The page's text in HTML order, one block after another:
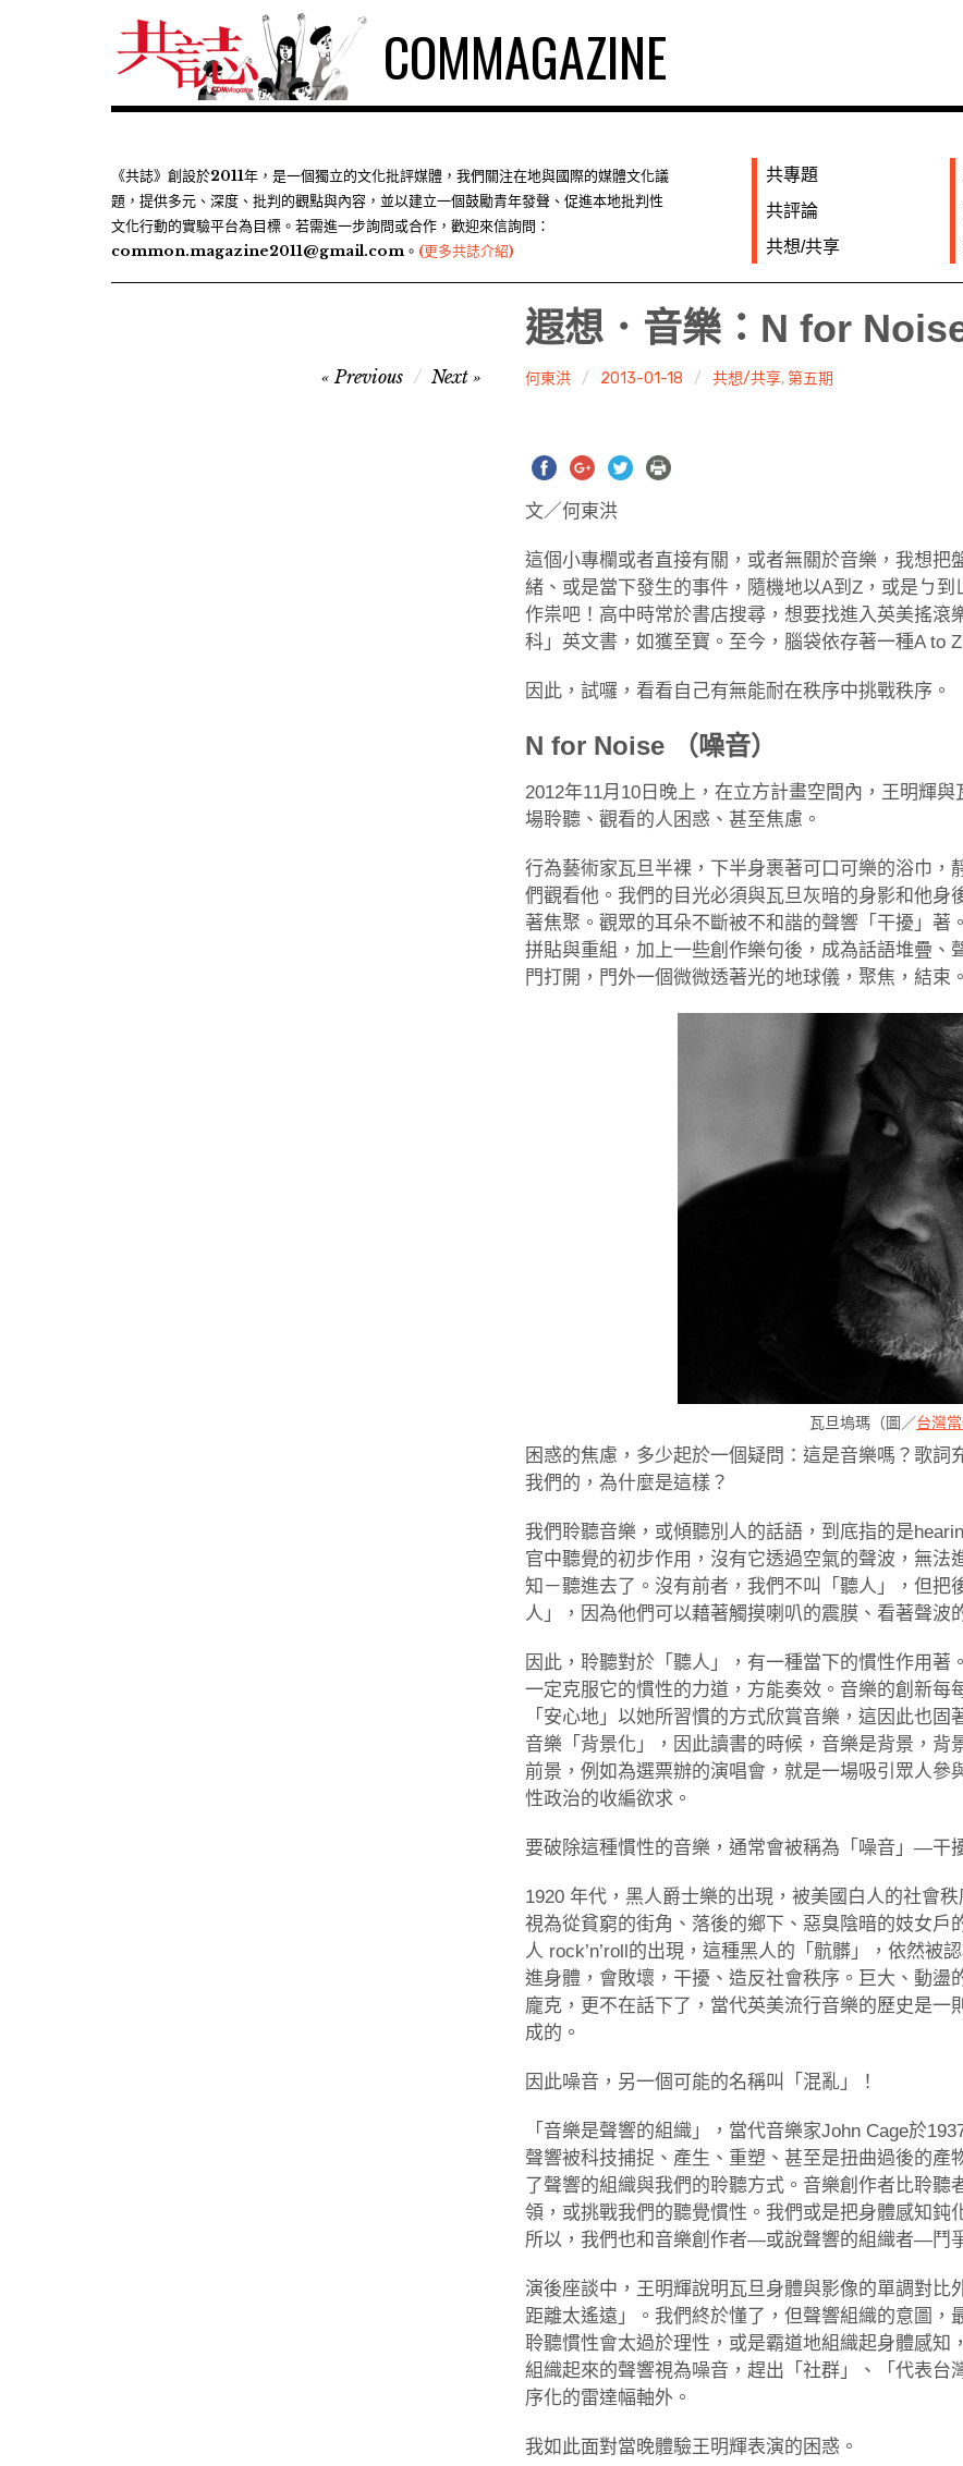
COMMAGAZINE
《共誌》創設於2011年，是一個獨立的文化批評媒體，我們關注在地與國際的媒體文化議
題，提供多元、深度、批判的觀點與內容，並以建立一個鼓勵青年發聲、促進本地批判性
文化行動的實驗平台為目標。若需進一步詢問或合作，歡迎來信詢問：
common.magazine2011@gmail.com。 (更多共誌介紹)
共專題
共評論
共想/共享
遐想．音樂：N for Noise
何東洪 2013-01-18 共想/共享, 第五期
Previous Next
文／何東洪
這個小專欄或者直接有關，或者無關於音樂，我想把
緒、或是當下發生的事件，隨機地以A到Z，或是ㄅ
作祟吧！高中時常於書店搜尋，想要找進入英美搖滾
科」英文書，如獲至寶。至今，腦袋依存著一種A to Z
因此，試囉，看看自己有無能耐在秩序中挑戰秩序。
N for Noise （噪音）
2012年11月10日晚上，在立方計畫空間內，王明輝
場聆聽、觀看的人困惑、甚至焦慮。
行為藝術家瓦旦半裸，下半身裹著可口可樂的浴巾
們觀看他。我們的目光必須與瓦旦灰暗的身影和他
著焦聚。觀眾的耳朵不斷被不和諧的聲響「干擾」
拼貼與重組，加上一些創作樂句後，成為話語堆疊
門打開，門外一個微微透著光的地球儀，聚焦，結束。
瓦旦塢瑪（圖／台灣
困惑的焦慮，多少起於一個疑問：這是音樂嗎？歌
我們的，為什麼是這樣？
我們聆聽音樂，或傾聽別人的話語，到底指的是
官中聽覺的初步作用，沒有它透過空氣的聲波，無
知－聽進去了。沒有前者，我們不叫「聽人」，但
人」，因為他們可以藉著觸摸喇叭的震膜、看著聲波
因此，聆聽對於「聽人」，有一種當下的慣性作用
一定克服它的慣性的力道，方能奏效。音樂的創新
「安心地」以她所習慣的方式欣賞音樂，這因此也
音樂「背景化」，因此讀書的時候，音樂是背景，
前景，例如為選票辦的演唱會，就是一場吸引眾人
性政治的收編欲求。
要破除這種慣性的音樂，通常會被稱為「噪音」—干
1920 年代，黑人爵士樂的出現，被美國白人的社會
視為從貧窮的街角、落後的鄉下、惡臭陰暗的妓女戶
人 rock’n’roll的出現，這種黑人的「骯髒」，依然被
進身體，會敗壞，干擾、造反社會秩序。巨大、動盪
龐克，更不在話下了，當代英美流行音樂的歷史是
成的。
因此噪音，另一個可能的名稱叫「混亂」！
「音樂是聲響的組織」，當代音樂家John Cage於
聲響被科技捕捉、產生、重塑、甚至是扭曲過後的
了聲響的組織與我們的聆聽方式。音樂創作者比聆
領，或挑戰我們的聽覺慣性。我們或是把身體感知鈍
所以，我們也和音樂創作者—或說聲響的組織者—鬥
演後座談中，王明輝說明瓦旦身體與影像的單調對
距離太遙遠」。我們終於懂了，但聲響組織的意圖
聆聽慣性會太過於理性，或是霸道地組織起身體感
組織起來的聲響視為噪音，趕出「社群」、「代表
序化的雷達幅軸外。
我如此面對當晚體驗王明輝表演的困惑。